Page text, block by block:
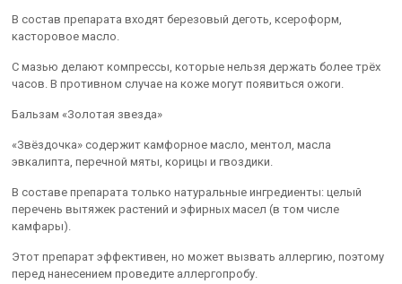
В состав препарата входят березовый деготь, ксероформ,
касторовое масло.
С мазью делают компрессы, которые нельзя держать более трёх
часов. В противном случае на коже могут появиться ожоги.
Бальзам «Золотая звезда»
«Звёздочка» содержит камфорное масло, ментол, масла
эвкалипта, перечной мяты, корицы и гвоздики.
В составе препарата только натуральные ингредиенты: целый
перечень вытяжек растений и эфирных масел (в том числе
камфары).
Этот препарат эффективен, но может вызвать аллергию, поэтому
перед нанесением проведите аллергопробу.